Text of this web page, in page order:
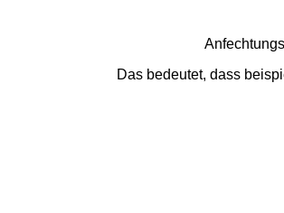
Das bedeutet, dass